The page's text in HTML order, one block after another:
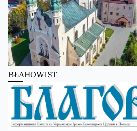
Kościół Greckokatolicki
5 hours ago
Бучацька єпархія УГКЦ отримає єпископа-
BŁAHOWIST